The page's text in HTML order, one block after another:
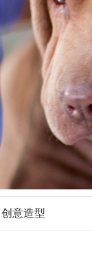
创意造型